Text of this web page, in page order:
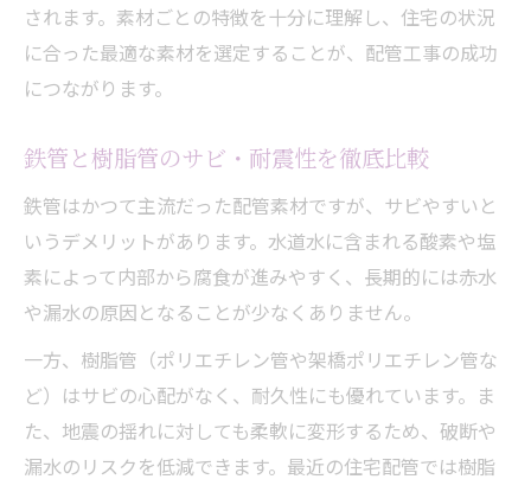
されます。素材ごとの特徴を十分に理解し、住宅の状況
に合った最適な素材を選定することが、配管工事の成功
につながります。
鉄管と樹脂管のサビ・耐震性を徹底比較
鉄管はかつて主流だった配管素材ですが、サビやすいと
いうデメリットがあります。水道水に含まれる酸素や塩
素によって内部から腐食が進みやすく、長期的には赤水
や漏水の原因となることが少なくありません。
一方、樹脂管（ポリエチレン管や架橋ポリエチレン管な
ど）はサビの心配がなく、耐久性にも優れています。ま
た、地震の揺れに対しても柔軟に変形するため、破断や
漏水のリスクを低減できます。最近の住宅配管では樹脂